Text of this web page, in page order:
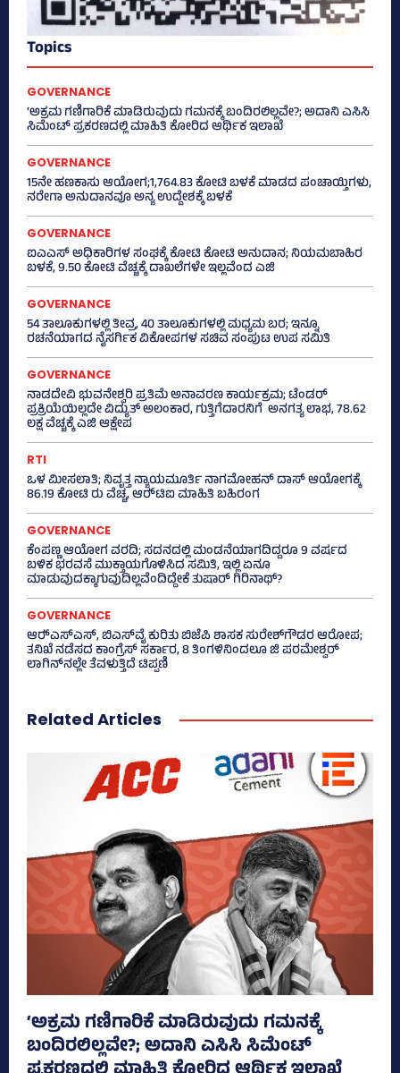
Topics
GOVERNANCE
‘ಅಕ್ರಮ ಗಣಿಗಾರಿಕೆ ಮಾಡಿರುವುದು ಗಮನಕ್ಕೆ ಬಂದಿರಲಿಲ್ಲವೇ?; ಅದಾನಿ ಎಸಿಸಿ
ಸಿಮೆಂಟ್ ಪ್ರಕರಣದಲ್ಲಿ ಮಾಹಿತಿ ಕೋರಿದ ಆರ್ಥಿಕ ಇಲಾಖೆ
GOVERNANCE
15ನೇ ಹಣಕಾಸು ಆಯೋಗ;1,764.83 ಕೋಟಿ ಬಳಕೆ ಮಾಡದ ಪಂಚಾಯ್ತಿಗಳು,
ನರೇಗಾ ಅನುದಾನವೂ ಅನ್ಯ ಉದ್ದೇಶಕ್ಕೆ ಬಳಕೆ
GOVERNANCE
ಐಎಎಸ್‌ ಅಧಿಕಾರಿಗಳ ಸಂಘಕ್ಕೆ ಕೋಟಿ ಕೋಟಿ ಅನುದಾನ; ನಿಯಮಬಾಹಿರ
ಬಳಕೆ, 9.50 ಕೋಟಿ ವೆಚ್ಚಕ್ಕೆ ದಾಖಲೆಗಳೇ ಇಲ್ಲವೆಂದ ಎಜಿ
GOVERNANCE
54 ತಾಲೂಕುಗಳಲ್ಲಿ ತೀವ್ರ, 40 ತಾಲೂಕುಗಳಲ್ಲಿ ಮಧ್ಯಮ ಬರ; ಇನ್ನೂ
ರಚನೆಯಾಗದ ನೈಸರ್ಗಿಕ ವಿಕೋಪಗಳ ಸಚಿವ ಸಂಪುಟ ಉಪ ಸಮಿತಿ
GOVERNANCE
ನಾಡದೇವಿ ಭುವನೇಶ್ವರಿ ಪ್ರತಿಮೆ ಅನಾವರಣ ಕಾರ್ಯಕ್ರಮ; ಟೆಂಡರ್
ಪ್ರಕ್ರಿಯೆಯಿಲ್ಲದೇ ವಿದ್ಯುತ್‌ ಅಲಂಕಾರ, ಗುತ್ತಿಗೆದಾರನಿಗೆ ಅನಗತ್ಯ ಲಾಭ, 78.62
ಲಕ್ಷ ವೆಚ್ಚಕ್ಕೆ ಎಜಿ ಆಕ್ಷೇಪ
RTI
ಒಳ ಮೀಸಲಾತಿ; ನಿವೃತ್ತ ನ್ಯಾಯಮೂರ್ತಿ ನಾಗಮೋಹನ್ ದಾಸ್ ಆಯೋಗಕ್ಕೆ
86.19 ಕೋಟಿ ರು ವೆಚ್ಚ, ಆರ್‍‌ಟಿಐ ಮಾಹಿತಿ ಬಹಿರಂಗ
GOVERNANCE
ಕೆಂಪಣ್ಣ ಆಯೋಗ ವರದಿ; ಸದನದಲ್ಲಿ ಮಂಡನೆಯಾಗದಿದ್ದರೂ 9 ವರ್ಷದ
ಬಳಿಕ ಭರವಸೆ ಮುಕ್ತಾಯಗೊಳಿಸಿದ ಸಮಿತಿ, ಇಲ್ಲಿ ಏನೂ
ಮಾಡುವುದಕ್ಕಾಗುವುದಿಲ್ಲವೆಂದಿದ್ದೇಕೆ ತುಷಾರ್ ಗಿರಿನಾಥ್?
GOVERNANCE
ಆರ್‍‌ಎಸ್‌ಎಸ್‌, ಬಿಎಸ್‌ವೈ ಕುರಿತು ಬಿಜೆಪಿ ಶಾಸಕ ಸುರೇಶ್‌ಗೌಡರ ಆರೋಪ;
ತನಿಖೆ ನಡೆಸದ ಕಾಂಗ್ರೆಸ್‌ ಸರ್ಕಾರ, 8 ತಿಂಗಳಿನಿಂದಲೂ ಜಿ ಪರಮೇಶ್ವರ್
ಲಾಗಿನ್‌ನಲ್ಲೇ ತೆವಳುತ್ತಿದೆ ಟಿಪ್ಪಣಿ
Related Articles
‘ಅಕ್ರಮ ಗಣಿಗಾರಿಕೆ ಮಾಡಿರುವುದು ಗಮನಕ್ಕೆ
ಬಂದಿರಲಿಲ್ಲವೇ?; ಅದಾನಿ ಎಸಿಸಿ ಸಿಮೆಂಟ್